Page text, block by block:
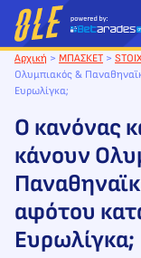
Μετάβαση
στο
περιεχόμενο
Αρχική > ΜΠΑΣΚΕΤ >
Ολυμπιακός &
Ευρωλίγκα;
Ο κανόνας
κάνουν
αφότου
Ευρωλίγκα;